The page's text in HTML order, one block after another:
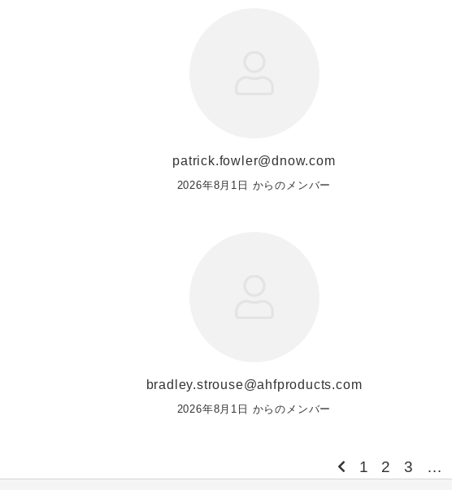
patrick.fowler@dnow.com
2026年8月1日 からのメンバー
bradley.strouse@ahfproducts.com
2026年8月1日 からのメンバー
稿
1 2 3 …